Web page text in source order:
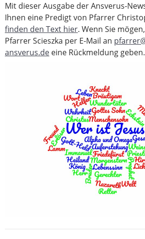
Mit dieser Ausgabe der Ansverus-
Ihnen eine Predigt von Pfarrer
finden den Text hier. Wenn Sie
Pfarrer Scieszka per E-Mail an
ansverus.de eine Rückmeldung geben.